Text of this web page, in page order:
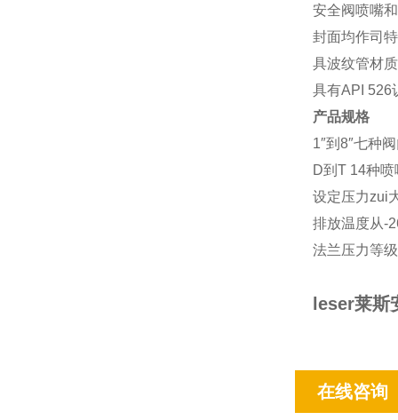
安全阀喷嘴
封面均作司
具波纹管材
具有API 526
产品规格
1″到8″七种
D到T 14种喷
设定压力zui
排放温度从-
法兰压力等
leser莱斯
在线咨询